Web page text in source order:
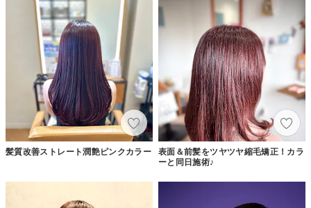
髪質改善ストレート潤艶ピンクカラー
表面＆前髪をツヤツヤ縮毛矯正！カラ
ーと同日施術♪